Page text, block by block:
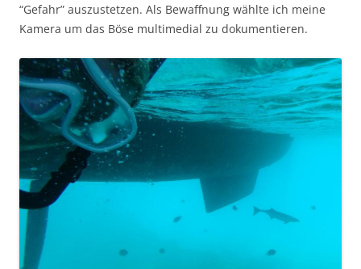
“Gefahr” auszustetzen. Als Bewaffnung wählte ich meine
Kamera um das Böse multimedial zu dokumentieren.